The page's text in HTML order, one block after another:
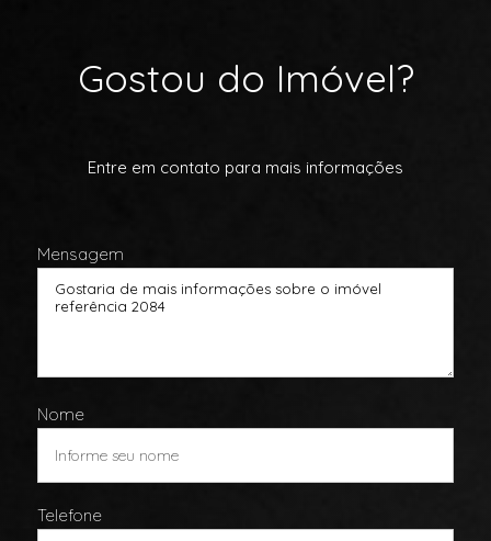
Gostou do Imóvel?
Entre em contato para mais informações
Mensagem
Nome
Telefone